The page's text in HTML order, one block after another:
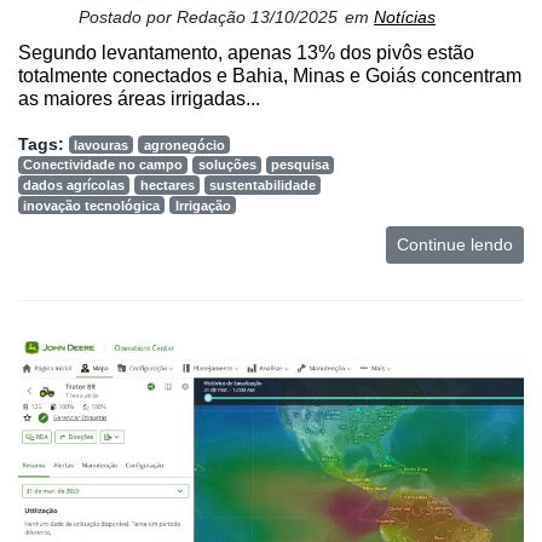
Postado por Redação 13/10/2025 em Notícias
Segundo levantamento, apenas 13% dos pivôs estão
totalmente conectados e Bahia, Minas e Goiás concentram
as maiores áreas irrigadas...
Tags: lavouras
agronegócio
Conectividade no campo
soluções
pesquisa
dados agrícolas
hectares
sustentabilidade
inovação tecnológica
Irrigação
Continue lendo